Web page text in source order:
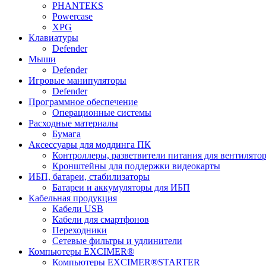
PHANTEKS
Powercase
XPG
Клавиатуры
Defender
Мыши
Defender
Игровые манипуляторы
Defender
Программное обеспечение
Операционные системы
Расходные материалы
Бумага
Аксессуары для моддинга ПК
Контроллеры, разветвители питания для
Кронштейны для поддержки видеокарты
ИБП, батареи, стабилизаторы
Батареи и аккумуляторы для ИБП
Кабельная продукция
Кабели USB
Кабели для смартфонов
Переходники
Сетевые фильтры и удлинители
Компьютеры EXCIMER®
Компьютеры EXCIMER®STARTER